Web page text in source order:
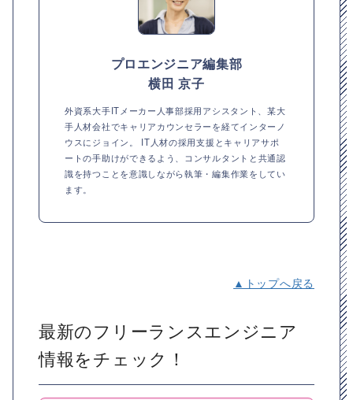
プロエンジニア編集部
横田 京子
外資系大手ITメーカー人事部採用アシスタント、某大
手人材会社でキャリアカウンセラーを経てインターノ
ウスにジョイン。 IT人材の採用支援とキャリアサポ
ートの手助けができるよう、コンサルタントと共通認
識を持つことを意識しながら執筆・編集作業をしてい
ます。
▲トップへ戻る
最新のフリーランスエンジニア
情報をチェック！